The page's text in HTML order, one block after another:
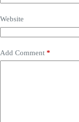
Website
Add Comment *